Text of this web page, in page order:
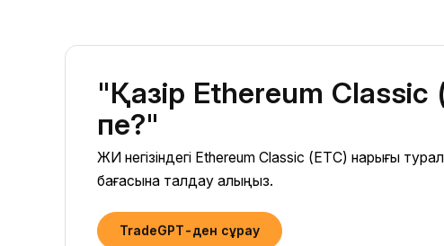
"Қазір Ethereum
пе?"
ЖИ негізіндегі Ethereum Classic (ETC) нарығы
бағасына талдау алыңыз.
TradeGPT-ден сұрау